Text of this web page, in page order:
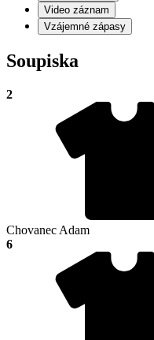
Video záznam
Vzájemné zápasy
Soupiska
2
Chovanec Adam
6